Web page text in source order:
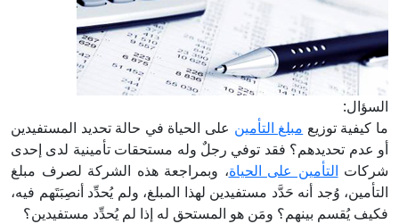
السؤال:
ما كيفية توزيع مبلغ التأمين على الحياة في حالة تحديد المستفيدين
أو عدم تحديدهم؟ فقد توفي رجلٌ وله مستحقات تأمينية لدى إحدى
شركات التأمين على الحياة، وبمراجعة هذه الشركة لصرف مبلغ
التأمين، وُجد أنه حَدَّد مستفيدين لهذا المبلغ، ولم يُحدِّد أنصِبَتَهم فيه،
فكيف يُقسم بينهم؟ ومَن هو المستحق له إذا لم يُحدِّد مستفيدين؟